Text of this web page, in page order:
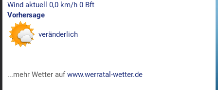
Wind aktuell 0,0 km/h 0 Bft
Vorhersage
veränderlich
...mehr Wetter aufwww.werratal-wetter.de